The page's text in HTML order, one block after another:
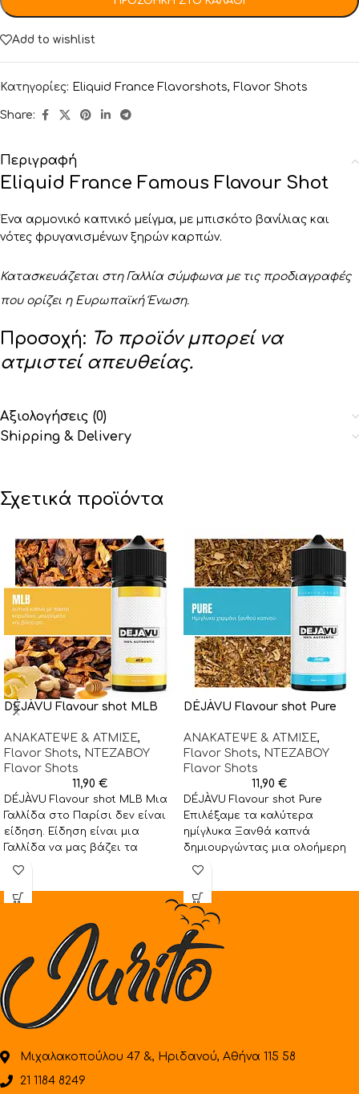
Add to wishlist
Κατηγορίες: Eliquid France Flavorshots, Flavor Shots
Share:
Περιγραφή
Eliquid France Famous Flavour Shot
Ένα αρμονικό καπνικό μείγμα, με μπισκότο βανίλιας και
νότες φρυγανισμένων ξηρών καρπών.
Κατασκευάζεται στη Γαλλία σύμφωνα με τις προδιαγραφές
που ορίζει η Ευρωπαϊκή Ένωση.
Προσοχή: Το προϊόν μπορεί να
ατμιστεί απευθείας.
Αξιολογήσεις (0)
Shipping & Delivery
Σχετικά προϊόντα
DÉJÀVU Flavour shot MLB
ΑΝΑΚΑΤΕΨΕ & ΑΤΜΙΣΕ,
Flavor Shots, NTEZABOY
Flavor Shots
11,90 €
DÉJÀVU Flavour shot MLB Μια
Γαλλίδα στο Παρίσι δεν είναι
είδηση. Είδηση είναι μια
Γαλλίδα να μας βάζει τα
γυαλιά
DÉJÀVU Flavour shot Pure
ΑΝΑΚΑΤΕΨΕ & ΑΤΜΙΣΕ,
Flavor Shots, NTEZABOY
Flavor Shots
11,90 €
DÉJÀVU Flavour shot Pure
Επιλέξαμε τα καλύτερα
ημίγλυκα Ξανθά καπνά
δημιουργώντας μια ολοήμερη
απόλαυση. Συναρπαστικό και
αποτέλεσμα. Συμπληρώστε
Μιχαλακοπούλου 47 &, Ηριδανού, Αθήνα 115 58
21 1184 8249